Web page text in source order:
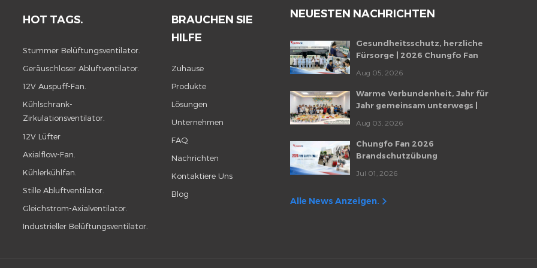
HOT TAGS.
Stummer Belüftungsventilator.
Geräuschloser Abluftventilator.
12V Auspuff-Fan.
Kühlschrank-
Zirkulationsventilator.
12V Lüfter
Axialflow-Fan.
Kühlerkühlfan.
Stille Abluftventilator.
Gleichstrom-Axialventilator.
Industrieller Belüftungsventilator.
BRAUCHEN SIE
HILFE
Zuhause
Produkte
Lösungen
Unternehmen
FAQ
Nachrichten
Kontaktiere Uns
Blog
NEUESTEN NACHRICHTEN
Gesundheitsschutz, herzliche
Fürsorge | 2026 Chungfo Fan
Veranstaltung
Aug 05, 2026
Warme Verbundenheit, Jahr für
Jahr gemeinsam unterwegs |
Geburtstagsfeier von Chungfo Fan
Aug 03, 2026
Chungfo Fan 2026
Brandschutzübung
Jul 01, 2026
Alle News Anzeigen.